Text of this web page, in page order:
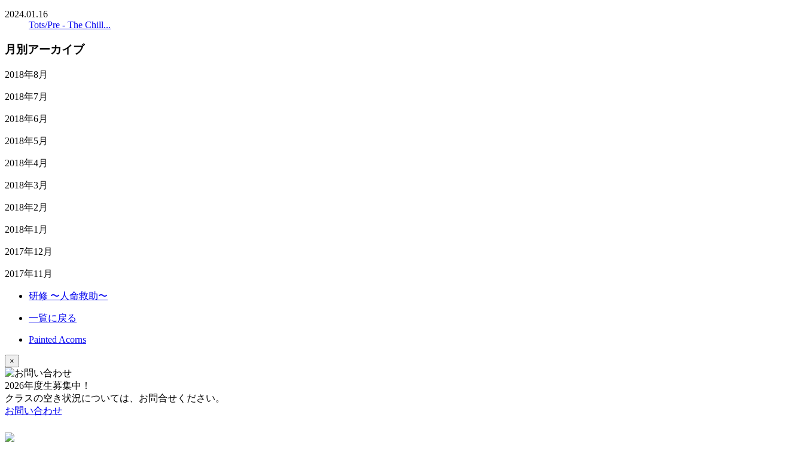
2024.01.16
Tots/Pre - The Chill...
月別アーカイブ
2018年8月
2018年7月
2018年6月
2018年5月
2018年4月
2018年3月
2018年2月
2018年1月
2017年12月
2017年11月
研修 〜人命救助〜
一覧に戻る
Painted Acorns
×
2026年度生募集中！
クラスの空き状況については、お問合せください。
お問い合わせ